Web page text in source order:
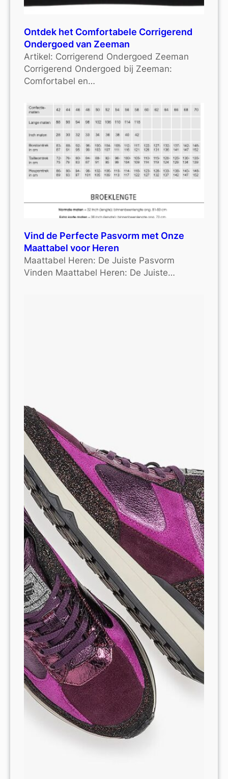
Ontdek het Comfortabele Corrigerend
Ondergoed van Zeeman
Artikel: Corrigerend Ondergoed Zeeman
Corrigerend Ondergoed bij Zeeman:
Comfortabel en…
Vind de Perfecte Pasvorm met Onze
Maattabel voor Heren
Maattabel Heren: De Juiste Pasvorm
Vinden Maattabel Heren: De Juiste…